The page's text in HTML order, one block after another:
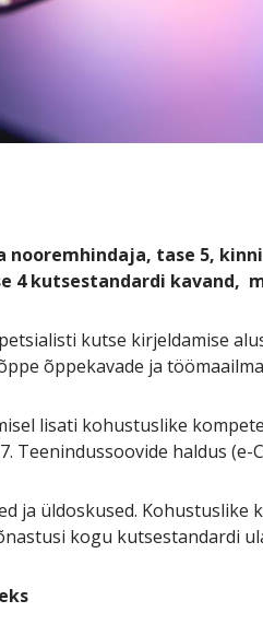
nooremhindaja, tase 5,
4 kutsestandardi kavand,
kutse kirjeldamise
õppekavade ja
lisati kohustuslike
Teenindussoovide haldus (e-
ja üldoskused.
kogu kutsestandardi